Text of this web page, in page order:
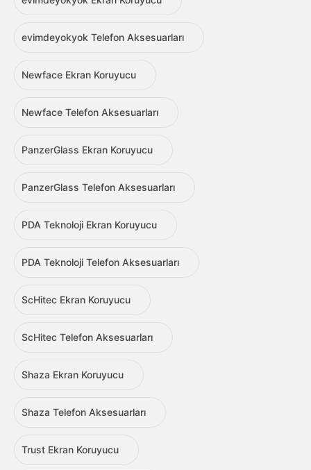
evimdeyokyok Telefon Aksesuarları
Newface Ekran Koruyucu
Newface Telefon Aksesuarları
PanzerGlass Ekran Koruyucu
PanzerGlass Telefon Aksesuarları
PDA Teknoloji Ekran Koruyucu
PDA Teknoloji Telefon Aksesuarları
ScHitec Ekran Koruyucu
ScHitec Telefon Aksesuarları
Shaza Ekran Koruyucu
Shaza Telefon Aksesuarları
Trust Ekran Koruyucu